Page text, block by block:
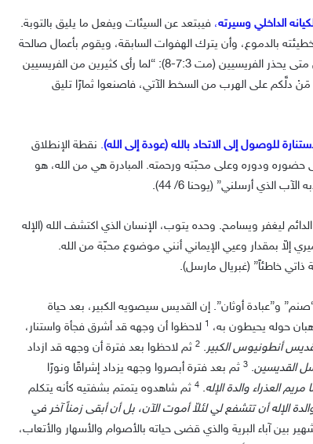
الداخلي وسيرته، فيبتعد عن السيئات ويفعل ما يليق بالتوبة.
بالدموع، وأن يترك الهفوات السابقة، ويقوم بأعمال صالحة
كي لا تُحسب التوبة عليه خطيئة”. يوحنّا المعمدان في إنجيل متى يحذر الفريسيين (مت 7:3-8): “لما رأى كثيرين من الفريسيين
مَنْ دلَّكم على الهرب من السخط الآتي، فاصنعوا ثمارًا تليق
للوصول إلى الاتحاد بالله (عودة إلى الله). نقطة الإنطلاق
حضوره ودوره وعلى محبّته ورحمته. المبادرة هي من الله، هو
الذي أرسلني” (يوحنا 6/ 44).
ليغفر ويسامح. وحده يتوب، الإنسان الذي اكتشف الله (الإله
إلاّ بمقدار وعيي الإيماني أنني موضوع محبّة من الله.
خاطئاً” (غبريال مارسل).
و”عبادة أوثان”. إن القديس سيصويه الكبير، بعد حياة
حوله يحيطون به، 1 لاحظوا أن وجهه قد أشرق فجأة واستنار،
أنطونيوس الكبير.
2 ثم لاحظوا بعد فترة أن وجهه قد ازداد
القديسين.
3 ثم بعد فترة أبصروا وجهه يزداد إشراقًا ونورًا
مريم العذراء والدة الإله.
4 ثم شاهدوه يتمتم بشفتيه كأنه يتكلم
الإله أن تتشفع لي لئلاّ أموت الآن، بل أن أبقى زمناً آخر في
بين آباء البرية والذي قضى حياته بالأصوام والأسهار والأتعاب،